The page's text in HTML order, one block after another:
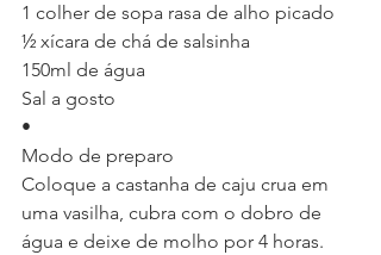
1 colher de sopa rasa de alho picado
½ xícara de chá de salsinha
150ml de água
Sal a gosto
•
Modo de preparo
Coloque a castanha de caju crua em
uma vasilha, cubra com o dobro de
água e deixe de molho por 4 horas.